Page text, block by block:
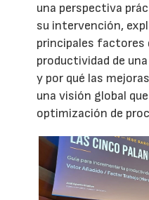
una perspectiva
su intervención,
principales factores
productividad de
y por qué las
una visión global
optimización de